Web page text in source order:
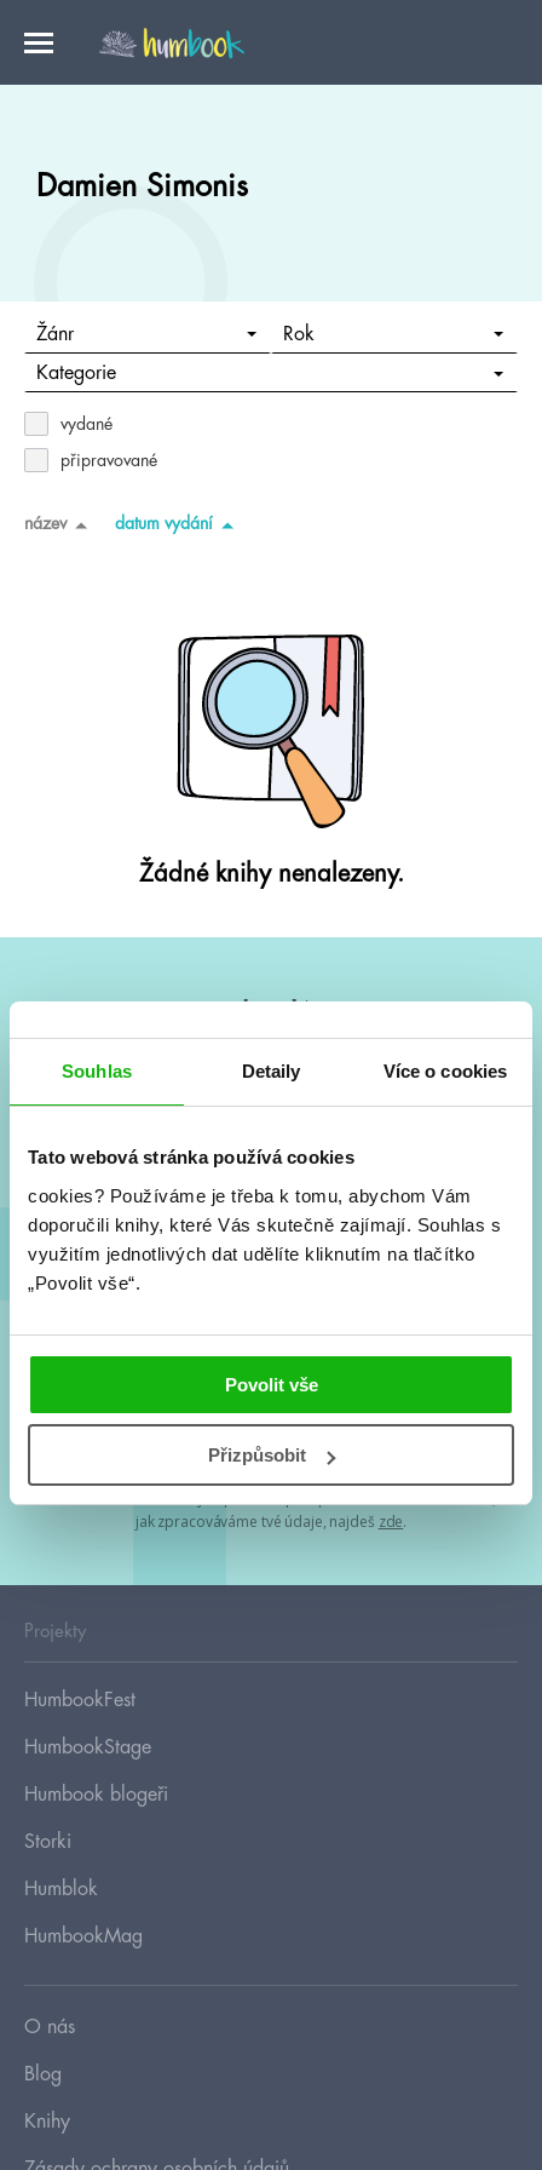
Souhlas Detaily Více o cookies
Tato webová stránka používá cookies
cookies? Používáme je třeba k tomu, abychom Vám
doporučili knihy, které Vás skutečně zajímají. Souhlas s
využitím jednotlivých dat udělíte kliknutím na tlačítko
„Povolit vše“.
Povolit vše
Přizpůsobit
Damien Simonis
Žánr Rok
Kategorie
vydané
připravované
název datum vydání
Žádné knihy nenalezeny.
Vše kolem #youngadult každý měsíc rovnou do mailu!
a seriálové adaptace a další.
Souhlasím spodmínkami zpracování osobních údajů
Tvá e-mailová adresa je u nás v bezpečí. Přečti si
jak zpracováváme tvé údaje, najdeš zde.
Projekty
HumbookFest
HumbookStage
Humbook blogeři
Storki
Humblok
HumbookMag
O nás
Blog
Knihy